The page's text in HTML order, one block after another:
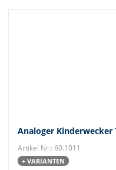
Analoger Kinderwecker
Artikel Nr.: 60.1011
+ VARIANTEN